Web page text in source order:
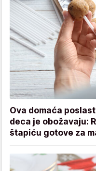
Ova domaća
deca je obožavaju:
štapiću gotove za